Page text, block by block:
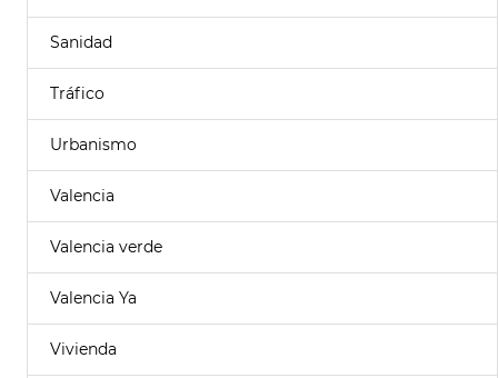
Sanidad
Tráfico
Urbanismo
Valencia
Valencia verde
Valencia Ya
Vivienda